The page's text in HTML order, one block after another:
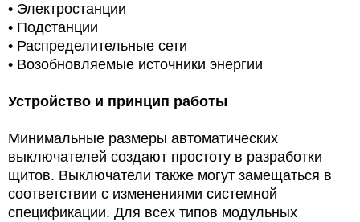
• Электростанции
• Подстанции
• Распределительные сети
• Возобновляемые источники энергии
Устройство и принцип работы
Минимальные размеры автоматических
выключателей создают простоту в разработки
щитов. Выключатели также могут замещаться в
соответствии с изменениями системной
спецификации. Для всех типов модульных